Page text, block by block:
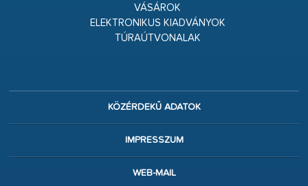
VÁSÁROK
ELEKTRONIKUS KIADVÁNYOK
TÚRAÚTVONALAK
KÖZÉRDEKŰ ADATOK
IMPRESSZUM
WEB-MAIL